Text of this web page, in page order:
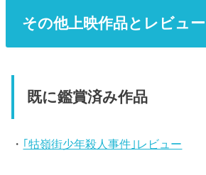
その他上映作品とレビュー
既に鑑賞済み作品
・ ｢牯嶺街少年殺人事件｣レビュー